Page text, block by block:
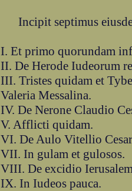
Incipit septimus
I. Et primo quorundam
II. De Herode Iudeorum
III. Tristes quidam et
Valeria Messalina.
IV. De Nerone Claudio
V. Afflicti quidam.
VI. De Aulo Vitellio
VII. In gulam et gulosos.
VIII. De excidio
IX. In Iudeos pauca.